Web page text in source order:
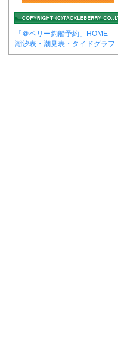
「＠ベリー釣船予約」HOME
潮汐表・潮見表・タイドグラフ